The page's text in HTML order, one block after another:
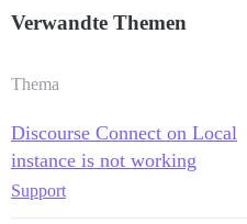
Verwandte Themen
Thema
Discourse Connect on Local
instance is not working
Support